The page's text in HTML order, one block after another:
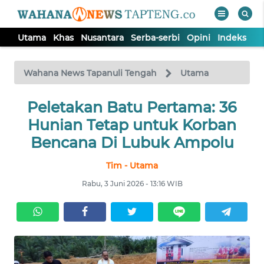
Utama Khas Nusantara Serba-serbi Opini Indeks
Wahana News Tapanuli Tengah Utama
Peletakan Batu Pertama: 36
Hunian Tetap untuk Korban
Bencana Di Lubuk Ampolu
Tim - Utama
Rabu, 3 Juni 2026 - 13:16 WIB
TV
Tutup
UTAMA
KHAS
SERBA-
SERBI
OPINI